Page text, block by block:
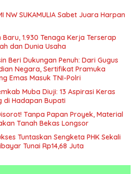
NW SUKAMULIA Sabet Juara Harpan
1.930 Tenaga Kerja Terserap
dan Dunia Usaha
Beri Dukungan Penuh: Dari Gugus
Negara, Sertifikat Pramuka
Emas Masuk TNI-Polri
Muba Diuji: 13 Aspirasi Keras
di Hadapan Bupati
Tanpa Papan Proyek, Material
Tanah Bekas Longsor
Tuntaskan Sengketa PHK Sekali
Tunai Rp14,68 Juta